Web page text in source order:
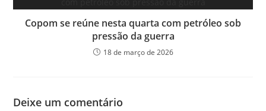
Copom se reúne nesta quarta com petróleo sob
pressão da guerra
18 de março de 2026
Deixe um comentário